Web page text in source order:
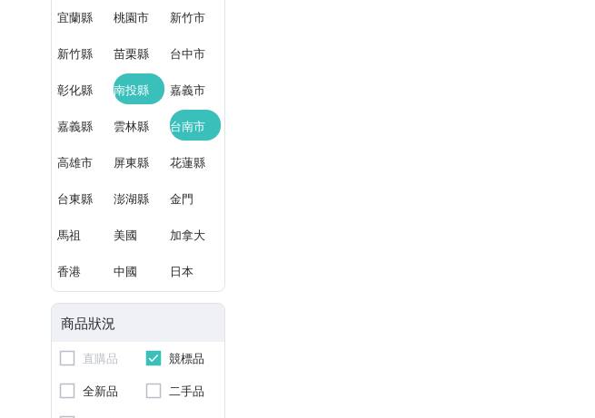
宜蘭縣 桃園市 新竹市
新竹縣 苗栗縣 台中市
彰化縣 南投縣 嘉義市
嘉義縣 雲林縣 台南市
高雄市 屏東縣 花蓮縣
台東縣 澎湖縣 金門
馬祖 美國 加拿大
香港 中國 日本
商品狀況
直購品
競標品
全新品
二手品